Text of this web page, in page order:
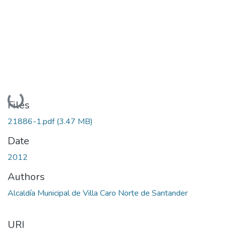
Loading...
Files
21886-1.pdf(3.47 MB)
Date
2012
Authors
Alcaldía Municipal de Villa Caro Norte de Santander
URI